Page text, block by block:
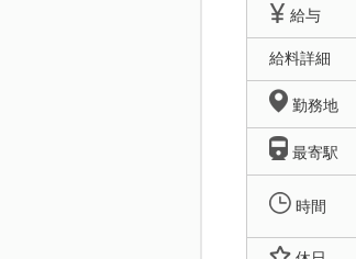
給与
給料詳細
勤務地
最寄駅
時間